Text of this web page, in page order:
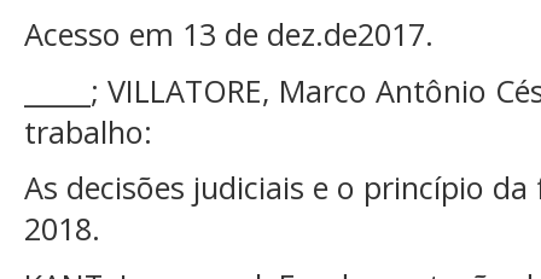
Acesso em 13 de dez.de2017.
_____; VILLATORE, Marco Antônio
trabalho:
As decisões judiciais e o princípio
2018.